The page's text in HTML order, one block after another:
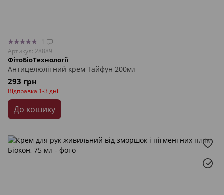
1
Артикул: 28889
ФітоБіоТехнології
Антицелюлітний крем Тайфун 200мл
293 грн
Відправка 1-3 дні
До кошику